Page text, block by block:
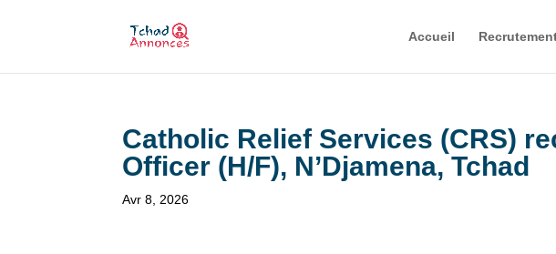
Accueil
Catholic Relief Services (CRS)
Officer (H/F), N’Djamena, Tchad
Avr 8, 2026